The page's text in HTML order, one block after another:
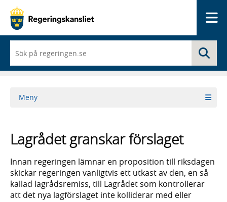
du
börjar
skriva
framträder
sökförslag
Meny
Lagrådet granskar förslaget
Innan regeringen lämnar en proposition till riksdagen
skickar regeringen vanligtvis ett utkast av den, en så
kallad lagrådsremiss, till Lagrådet som kontrollerar
att det nya lagförslaget inte kolliderar med eller